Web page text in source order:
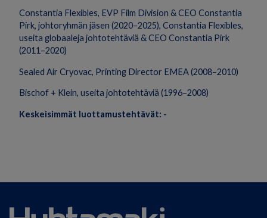
Constantia Flexibles, EVP Film Division & CEO Constantia
Pirk, johtoryhmän jäsen (2020–2025), Constantia Flexibles,
useita globaaleja johtotehtäviä & CEO Constantia Pirk
(2011–2020)
Sealed Air Cryovac, Printing Director EMEA (2008–2010)
Bischof + Klein, useita johtotehtäviä (1996–2008)
Keskeisimmät luottamustehtävät: -